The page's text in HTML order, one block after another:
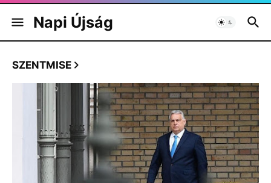
Napi Újság
SZENTMISE